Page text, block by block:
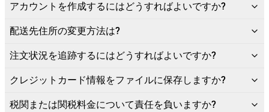
アカウントを作成するにはどうすればよいですか?
配送先住所の変更方法は?
注文状況を追跡するにはどうすればよいですか?
クレジットカード情報をファイルに保存しますか?
税関または関税料金について責任を負いますか?